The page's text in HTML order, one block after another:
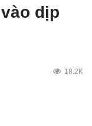
dịp
18.2K